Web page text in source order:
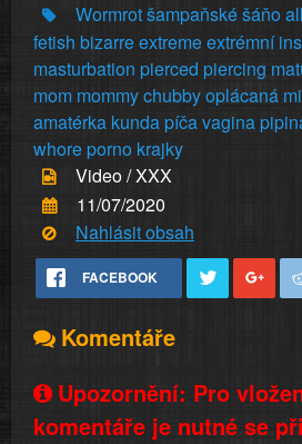
Wormrotšampaňskéšáňo
fetish bizarreextremeextrémní
masturbation pierced piercing
mom mommychubbyoplácaná
amatérka kundapíčavagina
whoreporno krajky
Video / XXX
11/07/2020
Nahlásit obsah
FACEBOOK
Komentáře
Upozornění: Pro
komentáře je nutné se